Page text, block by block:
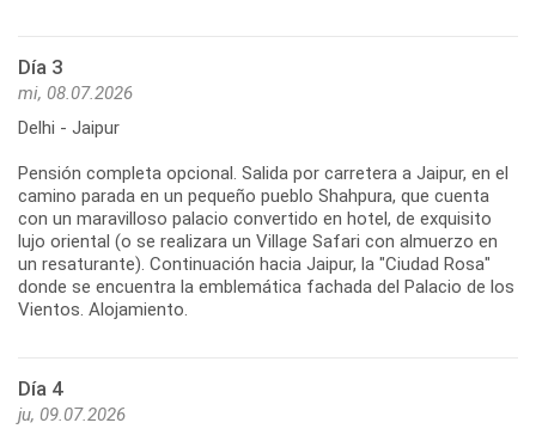
Día 3
mi, 08.07.2026
Delhi - Jaipur
Pensión completa opcional. Salida por carretera a Jaipur, en el
camino parada en un pequeño pueblo Shahpura, que cuenta
con un maravilloso palacio convertido en hotel, de exquisito
lujo oriental (o se realizara un Village Safari con almuerzo en
un resaturante). Continuación hacia Jaipur, la "Ciudad Rosa"
donde se encuentra la emblemática fachada del Palacio de los
Vientos. Alojamiento.
Día 4
ju, 09.07.2026